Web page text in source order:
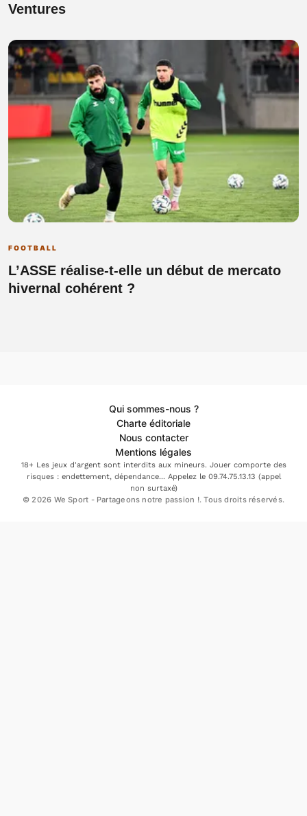
Ventures
FOOTBALL
L’ASSE réalise-t-elle un début de mercato
hivernal cohérent ?
Qui sommes-nous ?
Charte éditoriale
Nous contacter
Mentions légales
18+ Les jeux d'argent sont interdits aux mineurs. Jouer comporte des
risques : endettement, dépendance... Appelez le 09.74.75.13.13 (appel
non surtaxé)
© 2026 We Sport - Partageons notre passion !. Tous droits réservés.